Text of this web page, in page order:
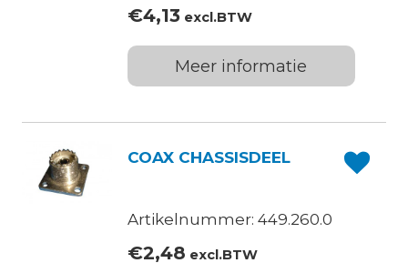
€4,13excl.BTW
Meer informatie
COAX CHASSISDEEL
Artikelnummer: 449.260.0
€2,48 excl.BTW